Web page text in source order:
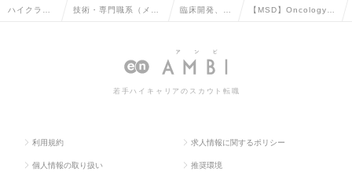
ハイクラス 技術・専門職系（メデ 臨床開発、治 【MSD】Oncology C
若手ハイキャリアのスカウト転職
利用規約 求人情報に関するポリシー
個人情報の取り扱い 推奨環境